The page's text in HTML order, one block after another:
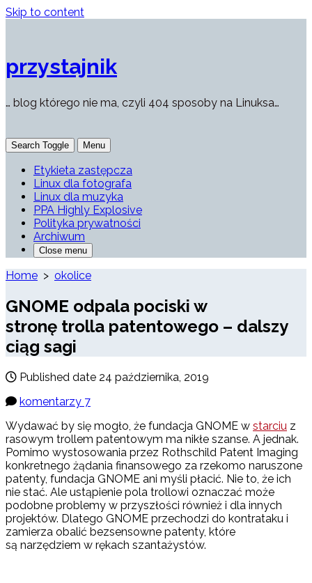
Skip to content
przystajnik
… blog którego nie ma, czyli 404 sposoby na Linuksa…
Search Toggle Menu
Etykieta zastępcza
Linux dla fotografa
Linux dla muzyka
PPA Highly Explosive
Polityka prywatności
Archiwum
Close menu
Home > okolice
GNOME odpala pociski w
stronę trolla patentowego – dalszy
ciąg sagi
Published date 24 października, 2019
komentarzy 7
Wydawać by się mogło, że fundacja GNOME w starciu z
rasowym trollem patentowym ma nikłe szanse. A jednak.
Pomimo wystosowania przez Rothschild Patent Imaging
konkretnego żądania finansowego za rzekomo naruszone
patenty, fundacja GNOME ani myśli płacić. Nie to, że ich
nie stać. Ale ustąpienie pola trollowi oznaczać może
podobne problemy w przyszłości również i dla innych
projektów. Dlatego GNOME przechodzi do kontrataku i
zamierza obalić bezsensowne patenty, które
są narzędziem w rękach szantażystów.